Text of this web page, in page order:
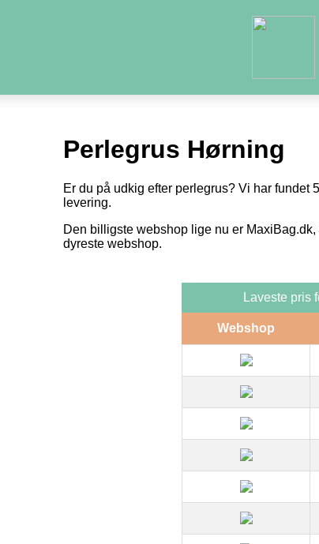
Perlegrus Hørning
Er du på udkig efter perlegrus? Vi har fundet
levering.
Den billigste webshop lige nu er
dyreste webshop.
Laveste pris
Webshop